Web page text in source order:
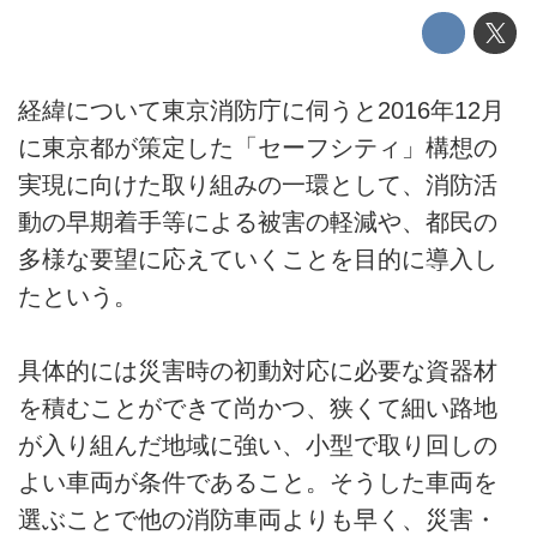
経緯について東京消防庁に伺うと2016年12月
に東京都が策定した「セーフシティ」構想の
実現に向けた取り組みの一環として、消防活
動の早期着手等による被害の軽減や、都民の
多様な要望に応えていくことを目的に導入し
たという。
具体的には災害時の初動対応に必要な資器材
を積むことができて尚かつ、狭くて細い路地
が入り組んだ地域に強い、小型で取り回しの
よい車両が条件であること。そうした車両を
選ぶことで他の消防車両よりも早く、災害・